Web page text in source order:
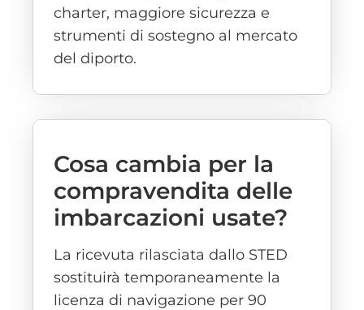
charter, maggiore sicurezza e
strumenti di sostegno al mercato
del diporto.
Cosa cambia per la
compravendita delle
imbarcazioni usate?
La ricevuta rilasciata dallo STED
sostituirà temporaneamente la
licenza di navigazione per 90